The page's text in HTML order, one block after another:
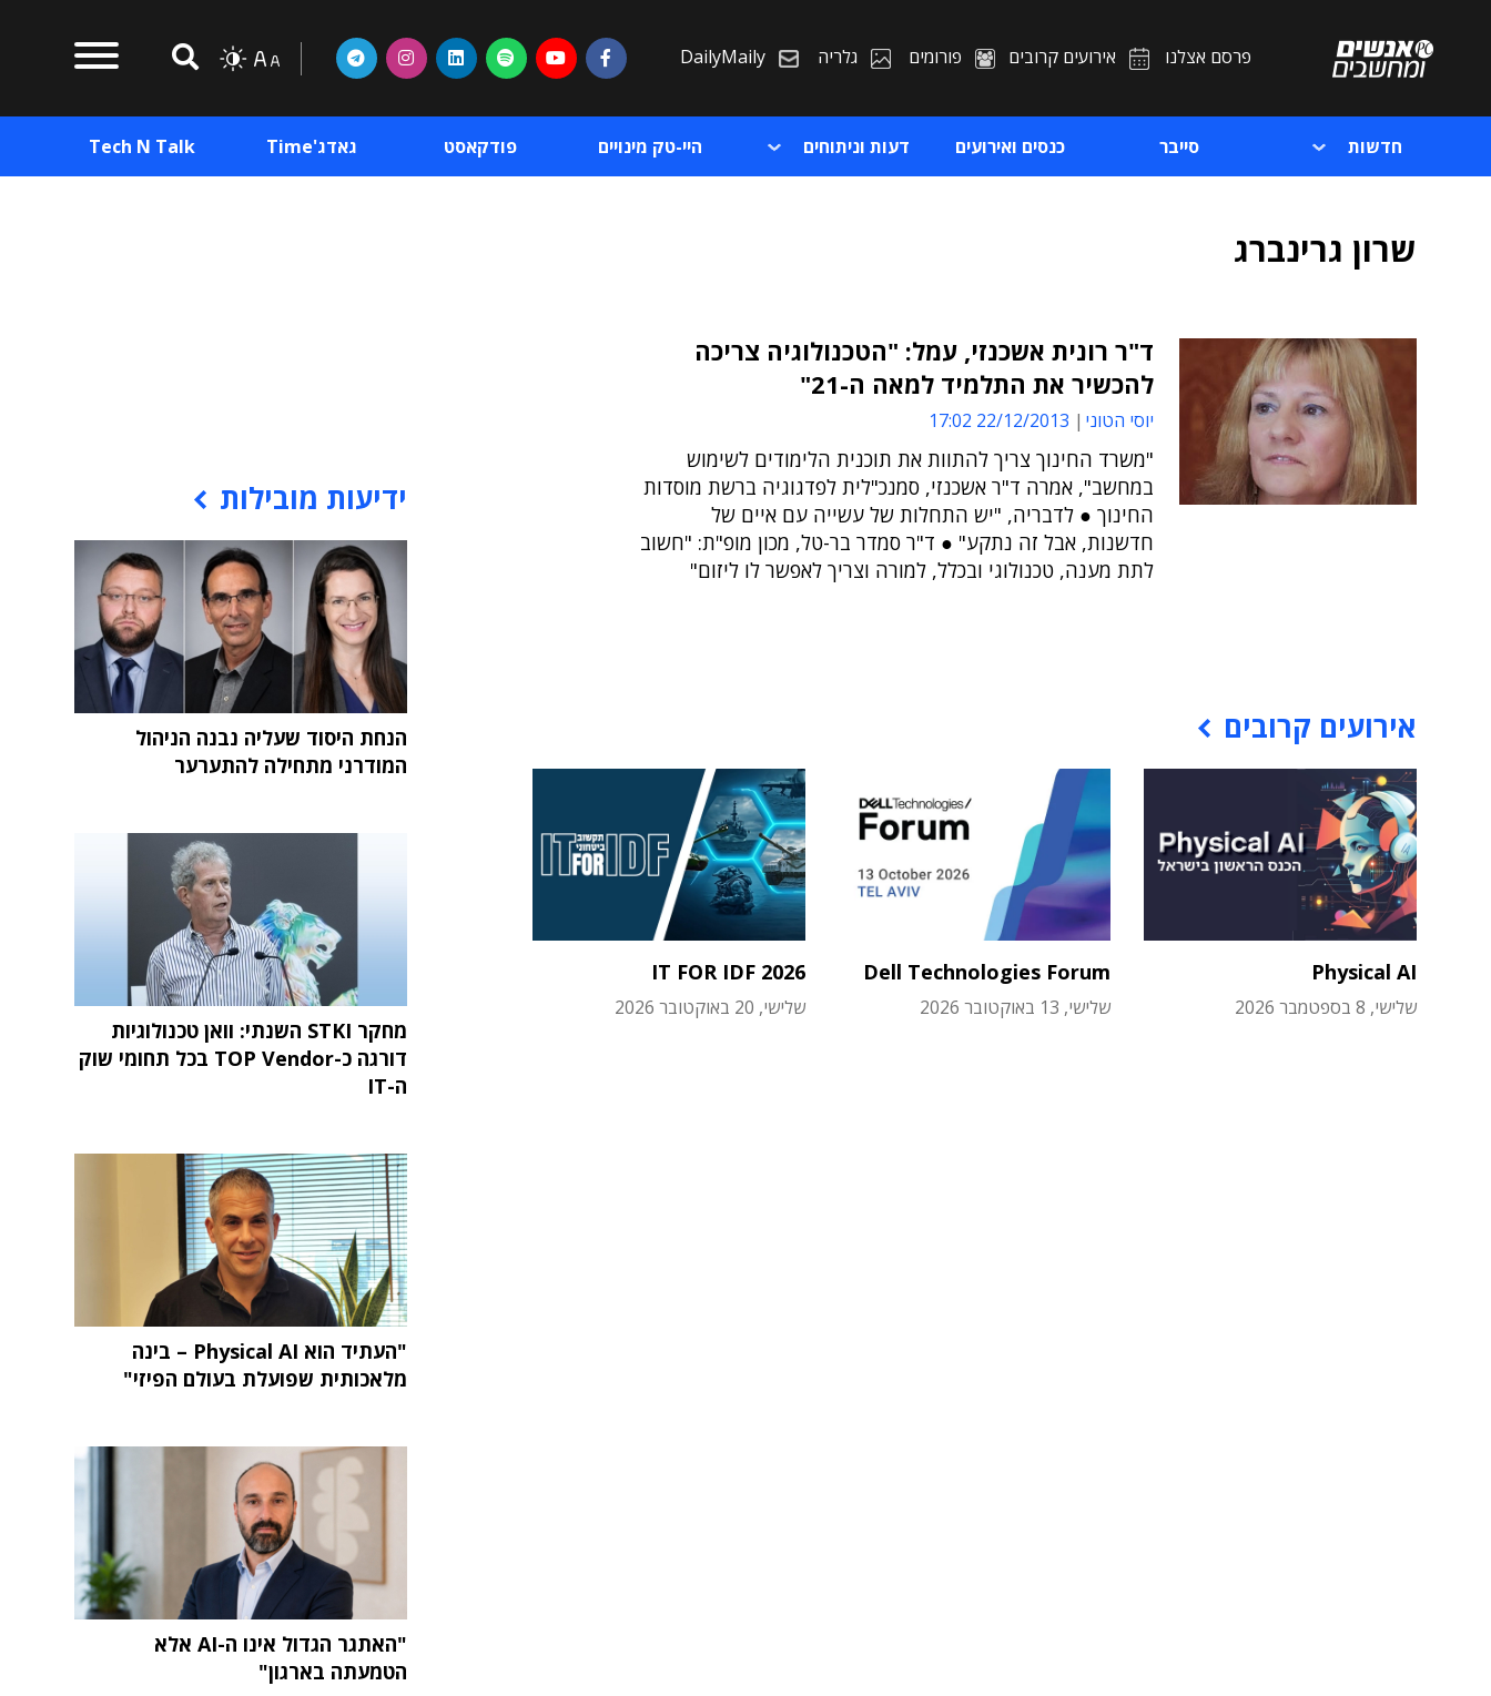
פרסם אצלנו אירועים קרובים פורומים גלריה DailyMaily
חדשות סייבר כנסים ואירועים דעות וניתוחים היי-טק מינויים פודקאסט גאדג'Time Tech N Talk
שרון גרינברג
ד"ר רונית אשכנזי, עמל: "הטכנולוגיה צריכה
להכשיר את התלמיד למאה ה-21"
יוסי הטוני 22/12/2013 17:02
"משרד החינוך צריך להתוות את תוכנית הלימודים לשימוש
במחשב", אמרה ד"ר אשכנזי, סמנכ"לית לפדגוגיה ברשת מוסדות
החינוך ● לדבריה, "יש התחלות של עשייה עם איים של
חדשנות, אבל זה נתקע" ● ד"ר סמדר בר-טל, מכון מופ"ת: "חשוב
לתת מענה, טכנולוגי ובכלל, למורה וצריך לאפשר לו ליזום"
אירועים קרובים
Physical AI
שלישי, 8 בספטמבר 2026
Dell Technologies Forum
שלישי, 13 באוקטובר 2026
IT FOR IDF 2026
שלישי, 20 באוקטובר 2026
ידיעות מובילות
הנחת היסוד שעליה נבנה הניהול
המודרני מתחילה להתערער
מחקר STKI השנתי: וואן טכנולוגיות
דורגה כ-TOP Vendor בכל תחומי שוק
ה-IT
"העתיד הוא Physical AI – בינה
מלאכותית שפועלת בעולם הפיזי"
"האתגר הגדול אינו ה-AI אלא
הטמעתה בארגון"